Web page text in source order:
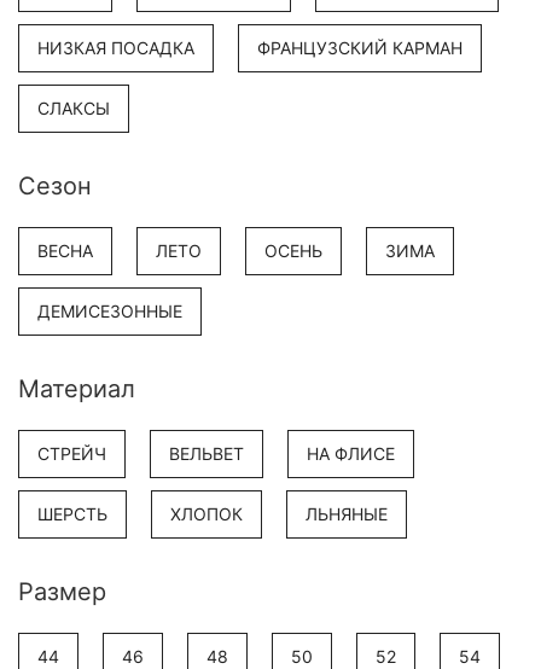
НИЗКАЯ ПОСАДКА ФРАНЦУЗСКИЙ КАРМАН
СЛАКСЫ
Сезон
ВЕСНА ЛЕТО ОСЕНЬ ЗИМА
ДЕМИСЕЗОННЫЕ
Материал
СТРЕЙЧ ВЕЛЬВЕТ НА ФЛИСЕ
ШЕРСТЬ ХЛОПОК ЛЬНЯНЫЕ
Размер
44 46 48 50 52 54